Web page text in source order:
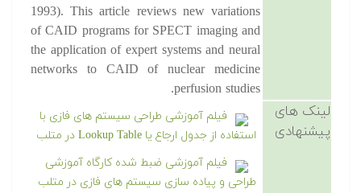
1993). This article reviews new variations
of CAID programs for SPECT imaging and
the application of expert systems and neural
networks to CAID of nuclear medicine
perfusion studies.
لینک های
پیشنهادی
فیلم آموزشی طراحی سیستم های فازی با
استفاده از جدول ارجاع یا Lookup Table در متلب
فیلم آموزشی ضبط شده کارگاه آموزشی
طراحی و پیاده سازی سیستم های فازی در متلب